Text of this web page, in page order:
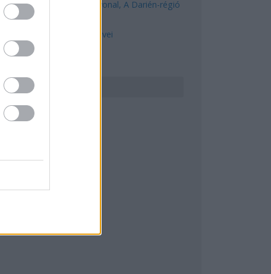
A Közép-Mediterrán útvonal, A Darién-régió
és az Indiai-óceáni út
A közlekedés mérföldkövei